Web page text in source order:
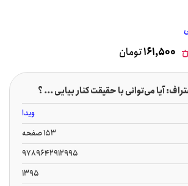
161,500تومان
آیا می‌توانی با حقیقت کنار بیایی ... ؟
ویدا
153 صفحه
9789642912995
1395